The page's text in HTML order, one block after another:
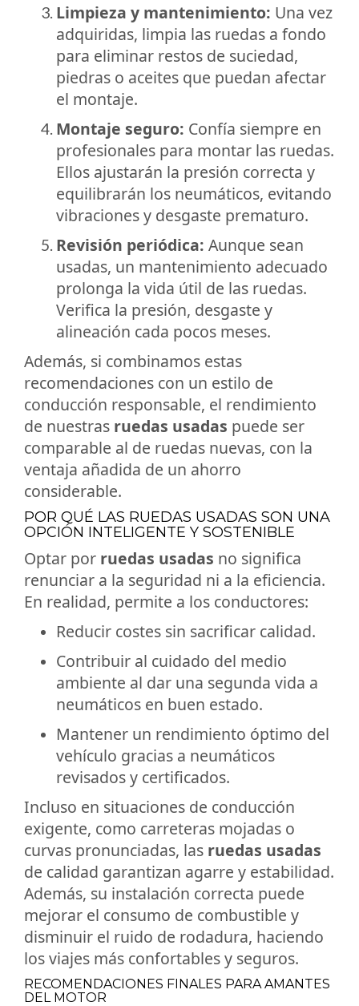
Limpieza y mantenimiento: Una vez
adquiridas, limpia las ruedas a fondo
para eliminar restos de suciedad,
piedras o aceites que puedan afectar
el montaje.
Montaje seguro: Confía siempre en
profesionales para montar las ruedas.
Ellos ajustarán la presión correcta y
equilibrarán los neumáticos, evitando
vibraciones y desgaste prematuro.
Revisión periódica: Aunque sean
usadas, un mantenimiento adecuado
prolonga la vida útil de las ruedas.
Verifica la presión, desgaste y
alineación cada pocos meses.
Además, si combinamos estas
recomendaciones con un estilo de
conducción responsable, el rendimiento
de nuestras ruedas usadas puede ser
comparable al de ruedas nuevas, con la
ventaja añadida de un ahorro
considerable.
POR QUÉ LAS RUEDAS USADAS SON UNA
OPCIÓN INTELIGENTE Y SOSTENIBLE
Optar por ruedas usadas no significa
renunciar a la seguridad ni a la eficiencia.
En realidad, permite a los conductores:
Reducir costes sin sacrificar calidad.
Contribuir al cuidado del medio
ambiente al dar una segunda vida a
neumáticos en buen estado.
Mantener un rendimiento óptimo del
vehículo gracias a neumáticos
revisados y certificados.
Incluso en situaciones de conducción
exigente, como carreteras mojadas o
curvas pronunciadas, las ruedas usadas
de calidad garantizan agarre y estabilidad.
Además, su instalación correcta puede
mejorar el consumo de combustible y
disminuir el ruido de rodadura, haciendo
los viajes más confortables y seguros.
RECOMENDACIONES FINALES PARA AMANTES
DEL MOTOR